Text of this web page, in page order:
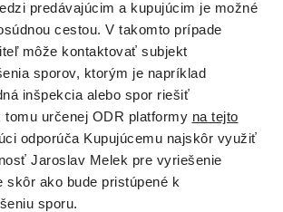
predávajúcim a kupujúcim je možné
cestou. V takomto prípade
môže kontaktovať subjekt
sporov, ktorým je napríklad
inšpekcia alebo spor riešiť
určenej ODR platformy na tejto
odporúča Kupujúcemu najskôr využiť
Jaroslav Melek pre vyriešenie
skôr ako bude pristúpené k
sporu.